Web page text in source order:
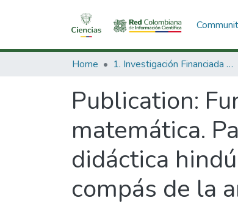
Home 1. Investigación Financiada con Recursos Públicos
Publication:
matemática.
didáctica
compás de la